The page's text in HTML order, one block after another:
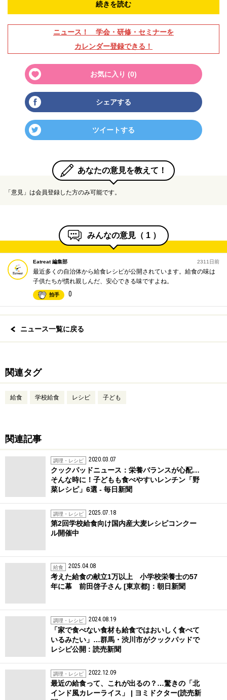
続きを読む
ニュース！ 学会・研修・セミナーを
カレンダー登録できる！
お気に入り (0)
シェアする
ツイートする
あなたの意見を教えて！
「意見」は会員登録した方のみ可能です。
みんなの意見（ 1 ）
Eatreat 編集部 2311日前
最近多くの自治体から給食レシピが公開されています。給食の味は
子供たちが慣れ親しんだ、安心できる味ですよね。
拍手 0
ニュース一覧に戻る
関連タグ
給食 学校給食 レシピ 子ども
関連記事
調理・レシピ 2020.03.07
クックパッドニュース：栄養バランスが心配…
そんな時に！子どもも食べやすいレンチン「野
菜レシピ」6選 - 毎日新聞
調理・レシピ 2025.07.18
第2回学校給食向け国内産大麦レシピコンクー
ル開催中
給食 2025.04.08
考えた給食の献立1万以上 小学校栄養士の57
年に幕 前田啓子さん [東京都]：朝日新聞
調理・レシピ 2024.08.19
「家で食べない食材も給食ではおいしく食べて
いるみたい」…群馬・渋川市がクックパッドで
レシピ公開 : 読売新聞
調理・レシピ 2022.12.09
最近の給食って、これが出るの？…驚きの「北
インド風カレーライス」 | ヨミドクター(読売新